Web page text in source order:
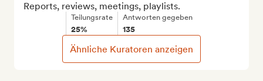
Reports, reviews, meetings, playlists.
Teilungsrate
25%
Antworten gegeben
135
Ähnliche Kuratoren anzeigen